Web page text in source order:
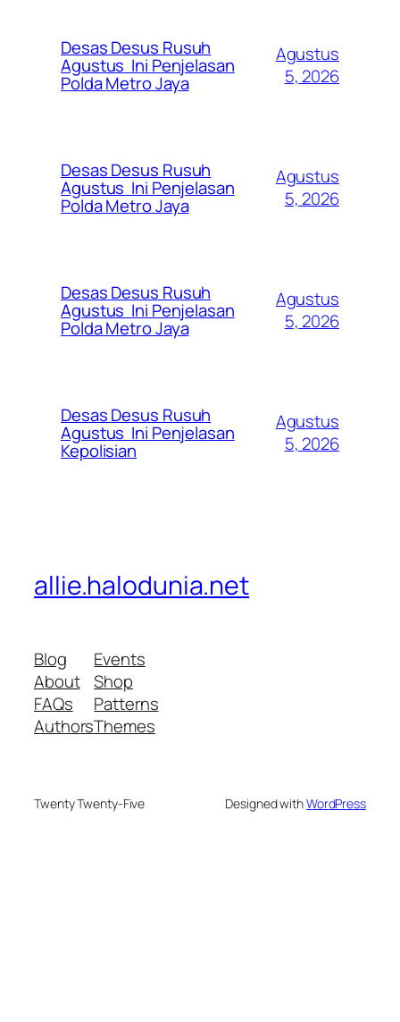
Desas Desus Rusuh
Agustus Ini Penjelasan
Polda Metro Jaya
Agustus
5, 2026
Desas Desus Rusuh
Agustus Ini Penjelasan
Polda Metro Jaya
Agustus
5, 2026
Desas Desus Rusuh
Agustus Ini Penjelasan
Polda Metro Jaya
Agustus
5, 2026
Desas Desus Rusuh
Agustus Ini Penjelasan
Kepolisian
Agustus
5, 2026
allie.halodunia.net
Blog
About
FAQs
Authors
Events
Shop
Patterns
Themes
Twenty Twenty-Five Designed withWordPress